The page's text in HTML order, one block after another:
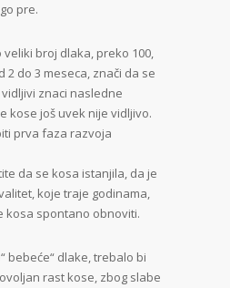
pre.
broj dlaka, preko 100,
2 do 3 meseca, znači da se
znaci nasledne
kose još uvek nije vidljivo.
prva faza razvoja
da se kosa istanjila, da je
koje traje godinama,
kosa spontano obnoviti.
bebeće“ dlake, trebalo bi
rast kose, zbog slabe